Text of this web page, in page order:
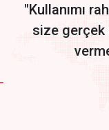
"Kullanımı
size gerçek